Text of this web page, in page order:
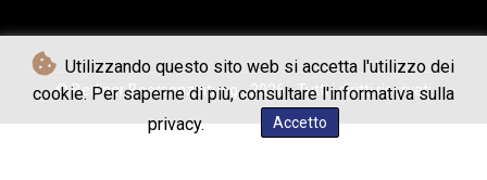
Utilizzando questo sito web si accetta l'utilizzo dei
cookie. Per saperne di più, consultare l'informativa sulla
privacy.
Accetto
SVC 10.101804
THB 38.093084
TJS 10.650564
TMT 4.039088
© Berliner Boersenzeitung - 2026 - Tutti i diritti riservati